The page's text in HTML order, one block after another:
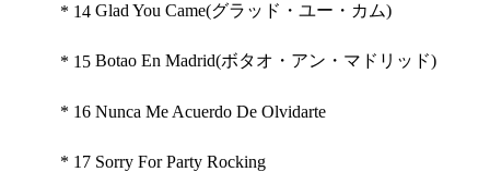
* 14 Glad You Came(グラッド・ユー・カム)
* 15 Botao En Madrid(ボタオ・アン・マドリッド)
* 16 Nunca Me Acuerdo De Olvidarte
* 17 Sorry For Party Rocking